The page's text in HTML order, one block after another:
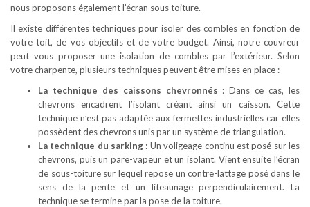
nous proposons également l’écran sous toiture.
Il existe différentes techniques pour isoler des combles en fonction de
votre toit, de vos objectifs et de votre budget. Ainsi, notre couvreur
peut vous proposer une isolation de combles par l’extérieur. Selon
votre charpente, plusieurs techniques peuvent être mises en place :
La technique des caissons chevronnés : Dans ce cas, les
chevrons encadrent l’isolant créant ainsi un caisson. Cette
technique n’est pas adaptée aux fermettes industrielles car elles
possèdent des chevrons unis par un système de triangulation.
La technique du sarking : Un voligeage continu est posé sur les
chevrons, puis un pare-vapeur et un isolant. Vient ensuite l’écran
de sous-toiture sur lequel repose un contre-lattage posé dans le
sens de la pente et un liteaunage perpendiculairement. La
technique se termine par la pose de la toiture.